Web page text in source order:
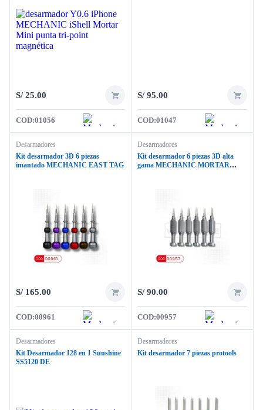
S/25.00
COD:01056
S/95.00
COD:01047
Desarmadores
Kit desarmador 3D 6 piezas
imantado MECHANIC EAST TAG
S/165.00
COD:00961
Desarmadores
Kit desarmador 6 piezas 3D alta
gama MECHANIC MORTAR
S/90.00
COD:00957
Desarmadores
Kit Desarmador 128 en 1 Sunshine
SS5120 DE
Desarmadores
Kit desarmador 7 piezas protools